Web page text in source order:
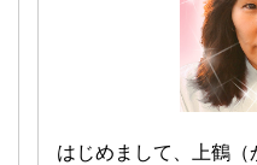
はじめまして、上鶴（